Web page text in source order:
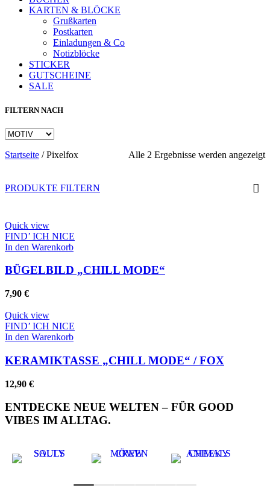
KARTEN & BLÖCKE
Grußkarten
Postkarten
Einladungen & Co
Notizblöcke
STICKER
GUTSCHEINE
SALE
FILTERN NACH
Startseite /Pixelfox Alle 2 Ergebnisse werden angezeigt
PRODUKTE FILTERN
Quick view
FIND’ ICH NICE
In den Warenkorb
BÜGELBILD „CHILL MODE“
7,90 €
Quick view
FIND’ ICH NICE
In den Warenkorb
KERAMIKTASSE „CHILL MODE“ / FOX
12,90 €
ENTDECKE NEUE WELTEN – FÜR GOOD
VIBES IM ALLTAG.